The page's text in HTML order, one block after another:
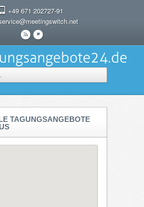
+49 671 202727-91
r t
TAGUNGSANGEBOTE